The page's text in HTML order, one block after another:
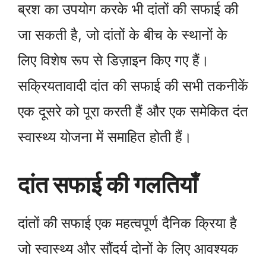
ब्रश का उपयोग करके भी दांतों की सफाई की
जा सकती है, जो दांतों के बीच के स्थानों के
लिए विशेष रूप से डिज़ाइन किए गए हैं।
सक्रियतावादी दांत की सफाई की सभी तकनीकें
एक दूसरे को पूरा करती हैं और एक समेकित दंत
स्वास्थ्य योजना में समाहित होती हैं।
दांत सफाई की गलतियाँ
दांतों की सफाई एक महत्वपूर्ण दैनिक क्रिया है
जो स्वास्थ्य और सौंदर्य दोनों के लिए आवश्यक